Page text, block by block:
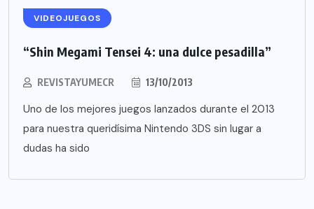
VIDEOJUEGOS
“Shin Megami Tensei 4: una dulce pesadilla”
REVISTAYUMECR 13/10/2013
Uno de los mejores juegos lanzados durante el 2013
para nuestra queridísima Nintendo 3DS sin lugar a
dudas ha sido